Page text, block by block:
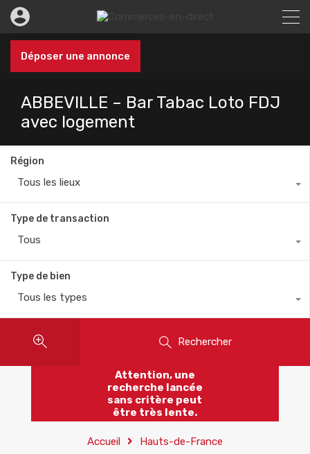
Déposer une annonce
ABBEVILLE – Bar Tabac Loto FDJ
avec logement
Région
Tous les lieux
Type de transaction
Tous
Type de bien
Tous les types
Rechercher
Attention, une
recherche lancée
sans critère peut
être très lente.
Accueil Hauts-de-France